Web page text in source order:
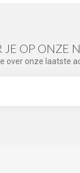
JE OP ONZE
over onze laatste